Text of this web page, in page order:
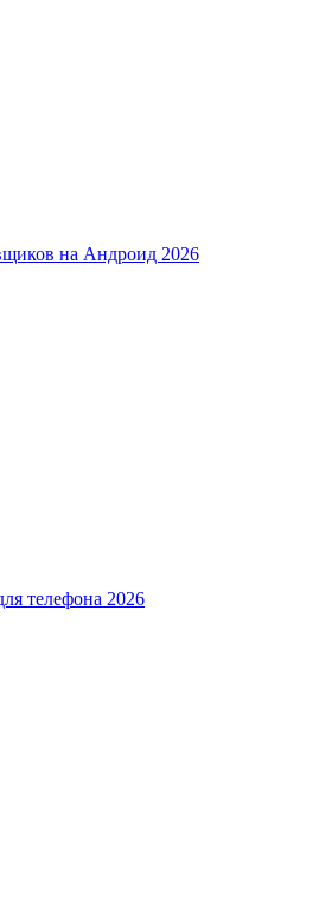
на Андроид 2026
телефона 2026